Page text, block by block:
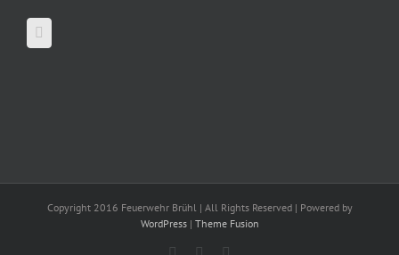
Copyright 2016 Feuerwehr Brühl | All Rights Reserved | Powered by
WordPress| Theme Fusion
Facebook